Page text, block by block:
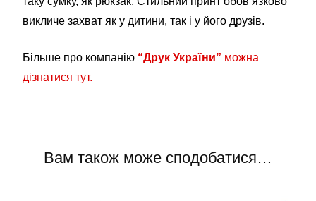
викличе захват як у дитини, так і у його друзів.
Більше про компанію “Друк України” можна
дізнатися тут.
Вам також може сподобатися…